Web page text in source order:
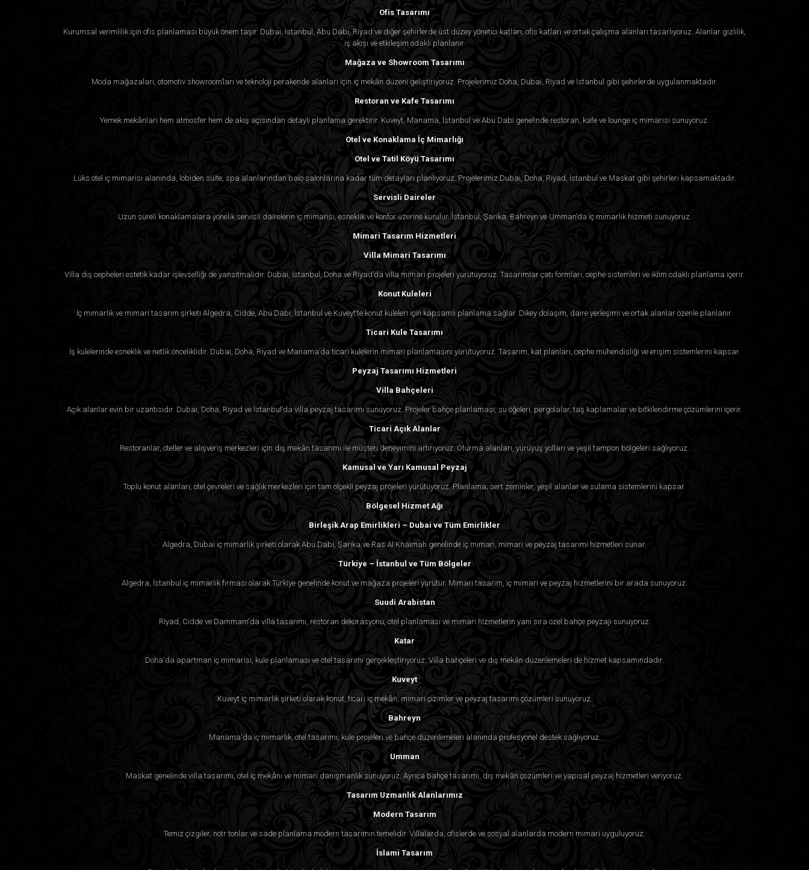
Ofis Tasarımı
Kurumsal verimlilik için ofis planlaması büyük önem taşır. Dubai, İstanbul, Abu Dabi, Riyad ve diğer şehirlerde üst düzey yönetici katları, ofis katları ve ortak çalışma alanları tasarlıyoruz. Alanlar gizlilik,
iş akışı ve etkileşim odaklı planlanır.
Mağaza ve Showroom Tasarımı
Moda mağazaları, otomotiv showroom’ları ve teknoloji perakende alanları için iç mekân düzeni geliştiriyoruz. Projelerimiz Doha, Dubai, Riyad ve İstanbul gibi şehirlerde uygulanmaktadır.
Restoran ve Kafe Tasarımı
Yemek mekânları hem atmosfer hem de akış açısından detaylı planlama gerektirir. Kuveyt, Manama, İstanbul ve Abu Dabi genelinde restoran, kafe ve lounge iç mimarisi sunuyoruz.
Otel ve Konaklama İç Mimarlığı
Otel ve Tatil Köyü Tasarımı
Lüks otel iç mimarisi alanında, lobiden süite, spa alanlarından balo salonlarına kadar tüm detayları planlıyoruz. Projelerimiz Dubai, Doha, Riyad, İstanbul ve Maskat gibi şehirleri kapsamaktadır.
Servisli Daireler
Uzun süreli konaklamalara yönelik servisli dairelerin iç mimarisi, esneklik ve konfor üzerine kurulur. İstanbul, Şarika, Bahreyn ve Umman’da iç mimarlık hizmeti sunuyoruz.
Mimari Tasarım Hizmetleri
Villa Mimari Tasarımı
Villa dış cepheleri estetik kadar işlevselliği de yansıtmalıdır. Dubai, İstanbul, Doha ve Riyad’da villa mimari projeleri yürütüyoruz. Tasarımlar çatı formları, cephe sistemleri ve iklim odaklı planlama içerir.
Konut Kuleleri
İç mimarlık ve mimari tasarım şirketi Algedra, Cidde, Abu Dabi, İstanbul ve Kuveyt’te konut kuleleri için kapsamlı planlama sağlar. Dikey dolaşım, daire yerleşimi ve ortak alanlar özenle planlanır.
Ticari Kule Tasarımı
İş kulelerinde esneklik ve netlik önceliklidir. Dubai, Doha, Riyad ve Manama’da ticari kulelerin mimari planlamasını yürütüyoruz. Tasarım, kat planları, cephe mühendisliği ve erişim sistemlerini kapsar.
Peyzaj Tasarımı Hizmetleri
Villa Bahçeleri
Açık alanlar evin bir uzantısıdır. Dubai, Doha, Riyad ve İstanbul’da villa peyzaj tasarımı sunuyoruz. Projeler bahçe planlaması, su öğeleri, pergolalar, taş kaplamalar ve bitkilendirme çözümlerini içerir.
Ticari Açık Alanlar
Restoranlar, oteller ve alışveriş merkezleri için dış mekân tasarımı ile müşteri deneyimini artırıyoruz. Oturma alanları, yürüyüş yolları ve yeşil tampon bölgeleri sağlıyoruz.
Kamusal ve Yarı Kamusal Peyzaj
Toplu konut alanları, otel çevreleri ve sağlık merkezleri için tam ölçekli peyzaj projeleri yürütüyoruz. Planlama; sert zeminler, yeşil alanlar ve sulama sistemlerini kapsar.
Bölgesel Hizmet Ağı
Birleşik Arap Emirlikleri – Dubai ve Tüm Emirlikler
Algedra, Dubai iç mimarlık şirketi olarak Abu Dabi, Şarika ve Ras Al Khaimah genelinde iç mimari, mimari ve peyzaj tasarımı hizmetleri sunar.
Türkiye – İstanbul ve Tüm Bölgeler
Algedra, İstanbul iç mimarlık firması olarak Türkiye genelinde konut ve mağaza projeleri yürütür. Mimari tasarım, iç mimari ve peyzaj hizmetlerini bir arada sunuyoruz.
Suudi Arabistan
Riyad, Cidde ve Dammam'da villa tasarımı, restoran dekorasyonu, otel planlaması ve mimari hizmetlerin yanı sıra özel bahçe peyzajı sunuyoruz.
Katar
Doha'da apartman iç mimarisi, kule planlaması ve otel tasarımı gerçekleştiriyoruz. Villa bahçeleri ve dış mekân düzenlemeleri de hizmet kapsamındadır.
Kuveyt
Kuveyt iç mimarlık şirketi olarak konut, ticari iç mekân, mimari çizimler ve peyzaj tasarımı çözümleri sunuyoruz.
Bahreyn
Manama'da iç mimarlık, otel tasarımı, kule projeleri ve bahçe düzenlemeleri alanında profesyonel destek sağlıyoruz.
Umman
Maskat genelinde villa tasarımı, otel iç mekânı ve mimari danışmanlık sunuyoruz. Ayrıca bahçe tasarımı, dış mekân çözümleri ve yapısal peyzaj hizmetleri veriyoruz.
Tasarım Uzmanlık Alanlarımız
Modern Tasarım
Temiz çizgiler, nötr tonlar ve sade planlama modern tasarımın temelidir. Villalarda, ofislerde ve sosyal alanlarda modern mimari uyguluyoruz.
İslami Tasarım